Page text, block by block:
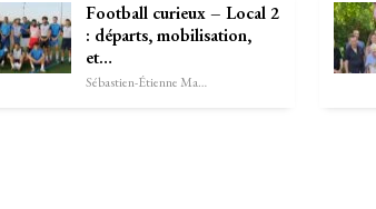
Football curieux – Local 2
: départs, mobilisation,
et…
Sébastien-Étienne Marechal